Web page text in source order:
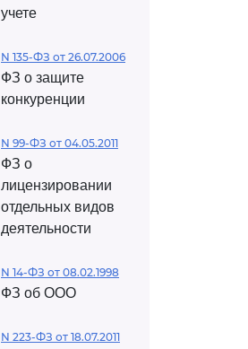
учете
N 135-ФЗ от 26.07.2006
ФЗ о защите
конкуренции
N 99-ФЗ от 04.05.2011
ФЗ о
лицензировании
отдельных видов
деятельности
N 14-ФЗ от 08.02.1998
ФЗ об ООО
N 223-ФЗ от 18.07.2011